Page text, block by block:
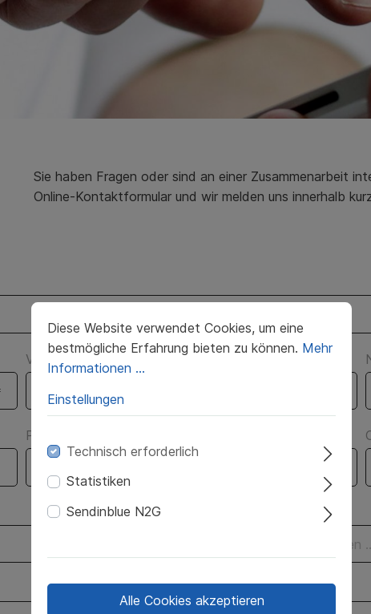
Sie haben Fragen oder sind an einer Zusammenarbeit
Online-Kontaktformular und wir melden uns innerhalb
Vorname
Postleitzahl
Diese Website verwendet Cookies, um eine
bestmögliche Erfahrung bieten zu können. Mehr
Informationen ...
Einstellungen
Technisch erforderlich
Statistiken
Sendinblue N2G
Alle Cookies akzeptieren